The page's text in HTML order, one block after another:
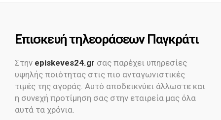
Επισκευή τηλεοράσεων Παγκράτι
Στην episkeves24.gr σας παρέχει υπηρεσίες
υψηλής ποιότητας στις πιο ανταγωνιστικές
τιμές της αγοράς. Αυτό αποδεικνύει άλλωστε και
η συνεχή προτίμηση σας στην εταιρεία μας όλα
αυτά τα χρόνια.